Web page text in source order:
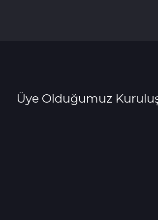
Üye Olduğumuz